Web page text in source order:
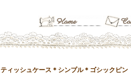
ティッシュケース＊シンプル＊ゴシックピン